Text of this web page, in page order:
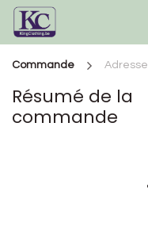
Se rendre au contenu
Commande Adresse
Résumé de la
commande